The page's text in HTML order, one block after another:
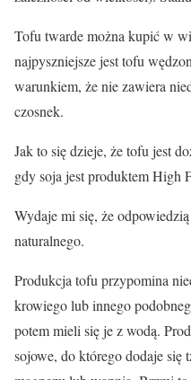
Tofu twarde można kupić w
najpyszniejsze jest tofu
warunkiem, że nie zawiera
czosnek.
Jak to się dzieje, że tofu jest
gdy soja jest produktem High
Wydaje mi się, że
naturalnego.
Produkcja tofu przypomina
krowiego lub innego
potem mieli się je z wodą.
sojowe, do którego dodaje się